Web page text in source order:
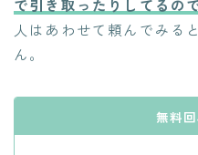
で引き取ったりしてるの
人はあわせて頼んでみる
ん。
無料